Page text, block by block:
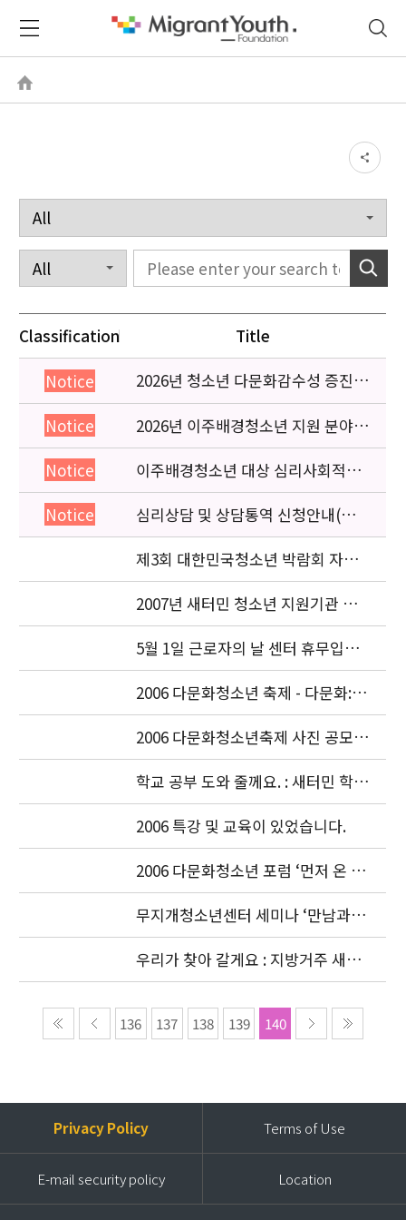
Classification Title
Notice
2026년 청소년 다문화감수성 증진
프로그램 「다가감」신청기관 안내
Notice
2026년 이주배경청소년 지원 분야
종사자 역량강화 교육 일정 안내
Notice
이주배경청소년 대상 심리사회적응
검사 연수동영상 개편 안내
Notice
심리상담 및 상담통역 신청안내(의뢰
서첨부)
제3회 대한민국청소년 박람회 자원
봉사자 모집
2007년 새터민 청소년 지원기관 공
동협력사업 공모 안내
5월 1일 근로자의 날 센터 휴무입니
다.
2006 다문화청소년 축제 - 다문화:共
存(공존).
2006 다문화청소년축제 사진 공모전
안내
학교 공부 도와 줄께요. : 새터민 학생
기초학력 측정 (2006. 9.14~2007.2)
2006 특강 및 교육이 있었습니다.
2006 다문화청소년 포럼 ‘먼저 온 미
래’ [2006년 11월 30일]
무지개청소년센터 세미나 ‘만남과 외
로움’ [2006년 11월 23일]
우리가 찾아 갈게요 : 지방거주 새터
민청소년 실태파악 (2006.6월 - 11
136 137 138 139 140
Privacy Policy Terms of Use
E-mail security policy Location